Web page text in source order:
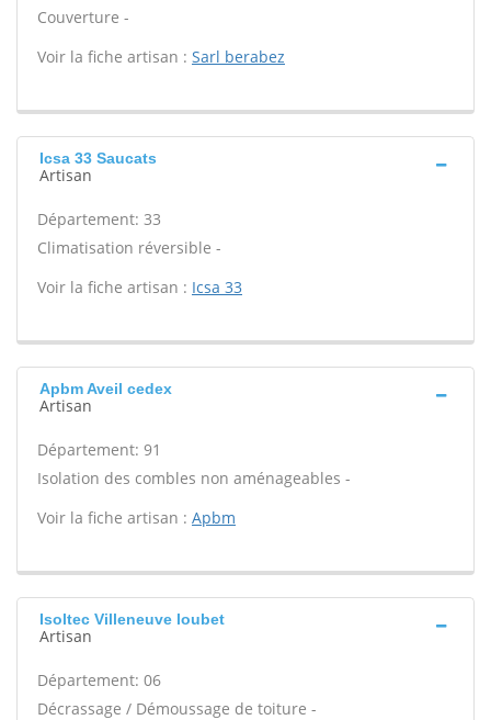
Couverture -
Voir la fiche artisan : Sarl berabez
Icsa 33 Saucats
Artisan
Département: 33
Climatisation réversible -
Voir la fiche artisan : Icsa 33
Apbm Aveil cedex
Artisan
Département: 91
Isolation des combles non aménageables -
Voir la fiche artisan : Apbm
Isoltec Villeneuve loubet
Artisan
Département: 06
Décrassage / Démoussage de toiture -